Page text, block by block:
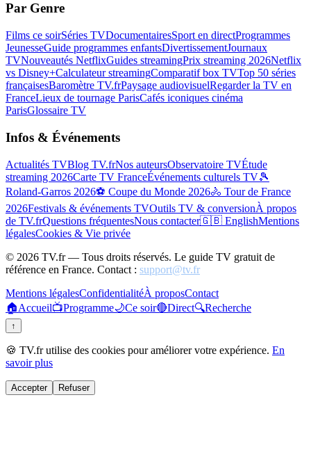
Par Genre
Films ce soirSéries TVDocumentairesSport en directProgrammes
JeunesseGuide programmes enfantsDivertissementJournaux
TVNouveautés NetflixGuides streamingPrix streaming 2026Netflix
vs Disney+Calculateur streamingComparatif box TVTop 50 séries
françaisesBaromètre TV.frPaysage audiovisuelRegarder la TV en
FranceLieux de tournage ParisCafés iconiques cinéma
ParisGlossaire TV
Infos & Événements
Actualités TVBlog TV.frNos auteursObservatoire TVÉtude
streaming 2026Carte TV FranceÉvénements culturels TV🎾
Roland-Garros 2026⚽ Coupe du Monde 2026🚴 Tour de France
2026Festivals & événements TVOutils TV & conversionÀ propos
de TV.frQuestions fréquentesNous contacter🇬🇧 EnglishMentions
légalesCookies & Vie privée
© 2026 TV.fr — Tous droits réservés. Le guide TV gratuit de
référence en France. Contact : support@tv.fr
Mentions légalesConfidentialitéÀ proposContact
🏠Accueil📺Programme🌙Ce soir🔴Direct🔍Recherche
↑
🍪 TV.fr utilise des cookies pour améliorer votre expérience. En
savoir plus
Accepter Refuser